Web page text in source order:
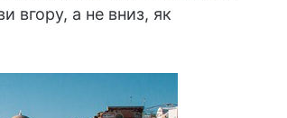
вгору, а не вниз, як